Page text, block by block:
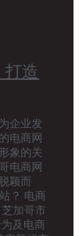
造
企业发
电商网
象的关
电商网
颖而
？ 电商
加哥市
及电商